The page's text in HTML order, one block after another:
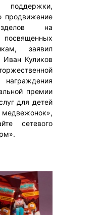
поддержки,
продвижение
на
заявил
Иван Куликов
премии
для детей
сетевого